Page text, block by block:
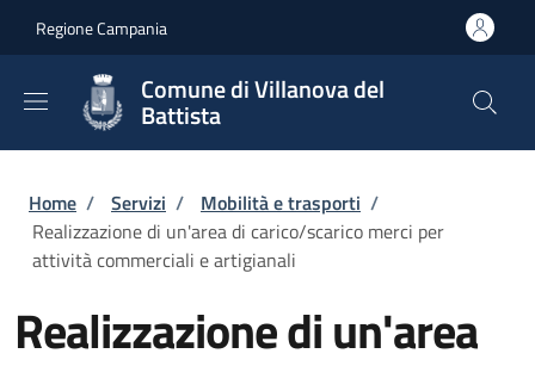
Regione Campania
Comune di Villanova del
Battista
Briciole di pane
Home / Servizi / Mobilità e trasporti /
Realizzazione di un'area di carico/scarico merci per
attività commerciali e artigianali
Realizzazione di un'area